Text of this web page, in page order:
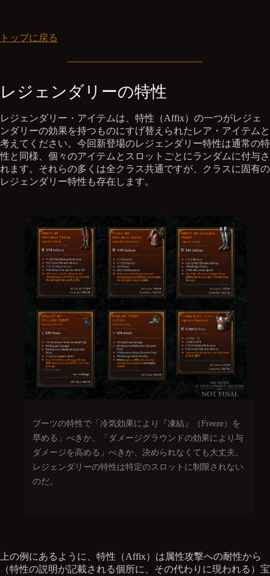
トップに戻る
レジェンダリーの特性
レジェンダリー・アイテムは、特性（Affix）の一つがレジェ
ンダリーの効果を持つものにすげ替えられたレア・アイテムと
考えてください。今回新登場のレジェンダリー特性は通常の特
性と同様、個々のアイテムとスロットごとにランダムに付与さ
れます。それらの多くは全クラス共通ですが、クラスに固有の
レジェンダリー特性も存在します。
ブーツの特性で「冷気効果により『凍結』（Freeze）を
早める」べきか、「ダメージグラウンドの効果により与
ダメージを高める」べきか、決められなくても大丈夫。
レジェンダリーの特性は特定のスロットに制限されない
のだ。
上の例にあるように、特性（Affix）は属性攻撃への耐性から
（特性の説明が記載される個所に、その代わりに現われる）宝